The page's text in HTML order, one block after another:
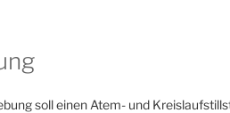
soll einen Atem- und